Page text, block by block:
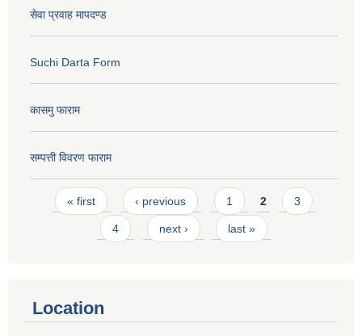
सेवा प्रवाह मापदण्ड
Suchi Darta Form
कासमु फाराम
सम्पत्ती विवरण फाराम
Pages
« first ‹ previous 1 2 3
4 next › last »
Location